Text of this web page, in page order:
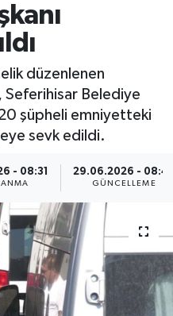
düzenlenen
Belediye
20 şüpheli emniyetteki
sevk edildi.
- 08:31 29.06.2026 -
GÜNCELLEME